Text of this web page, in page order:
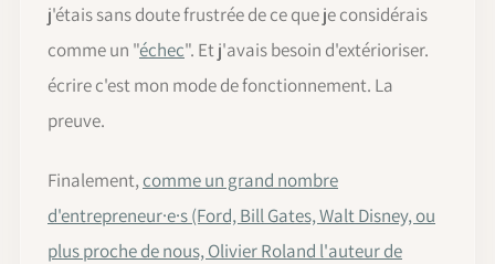
j'étais sans doute frustrée de ce que je considérais
comme un "échec". Et j'avais besoin d'extérioriser.
écrire c'est mon mode de fonctionnement. La
preuve.
Finalement,comme un grand nombre
d'entrepreneur·e·s (Ford, Bill Gates, Walt Disney, ou
plus proche de nous, Olivier Roland l'auteur de